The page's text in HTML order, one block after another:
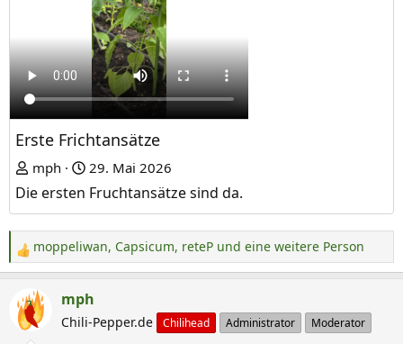
Erste Frichtansätze
mph 29. Mai 2026
Die ersten Fruchtansätze sind da.
R
e
a
k
moppeliwan, Capsicum, reteP und eine weitere Person
mph
Chili-Pepper.de Chilihead Administrator Moderator